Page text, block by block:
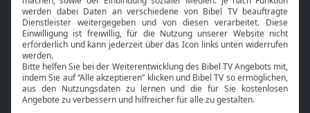
Bibel TV
Über uns
Jobs
Service
Kontakt
TV-Empfang